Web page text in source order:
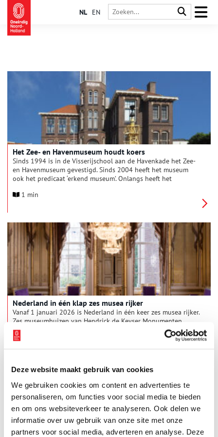
Deze website maakt gebruik van cookies
We gebruiken cookies om content en advertenties te
personaliseren, om functies voor social media te bieden
en om ons websiteverkeer te analyseren. Ook delen we
informatie over uw gebruik van onze site met onze
partners voor social media, adverteren en analyse. Deze
NL EN
Het Zee- en Havenmuseum houdt koers
Sinds 1994 is in de Visserijschool aan de Havenkade het Zee-
en Havenmuseum gevestigd. Sinds 2004 heeft het museum
ook het predicaat ‘erkend museum’. Onlangs heeft het
het museum niet meer aan alle hoge eisen van een erkend
1 min
Nederland in één klap zes musea rijker
Vanaf 1 januari 2026 is Nederland in één keer zes musea rijker.
Zes museumhuizen van Hendrick de Keyser Monumenten
mogen zich nu officieel een museum noemen. Per januari zijn
de zes museumhuizen lid van de Museumvereniging en voeren
ze de Museumkaart. Daarmee worden ze gratis toegankelijk
een breed publiek meerdere eeuwen Nederlandse
woongeschiedenis van dichtbij kan ervaren.